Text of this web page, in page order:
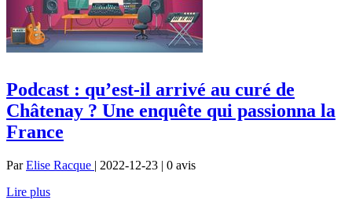
Podcast : qu’est-il arrivé au curé de
Châtenay ? Une enquête qui passionna la
France
ParElise Racque | 2022-12-23 | 0 avis
Lire plus